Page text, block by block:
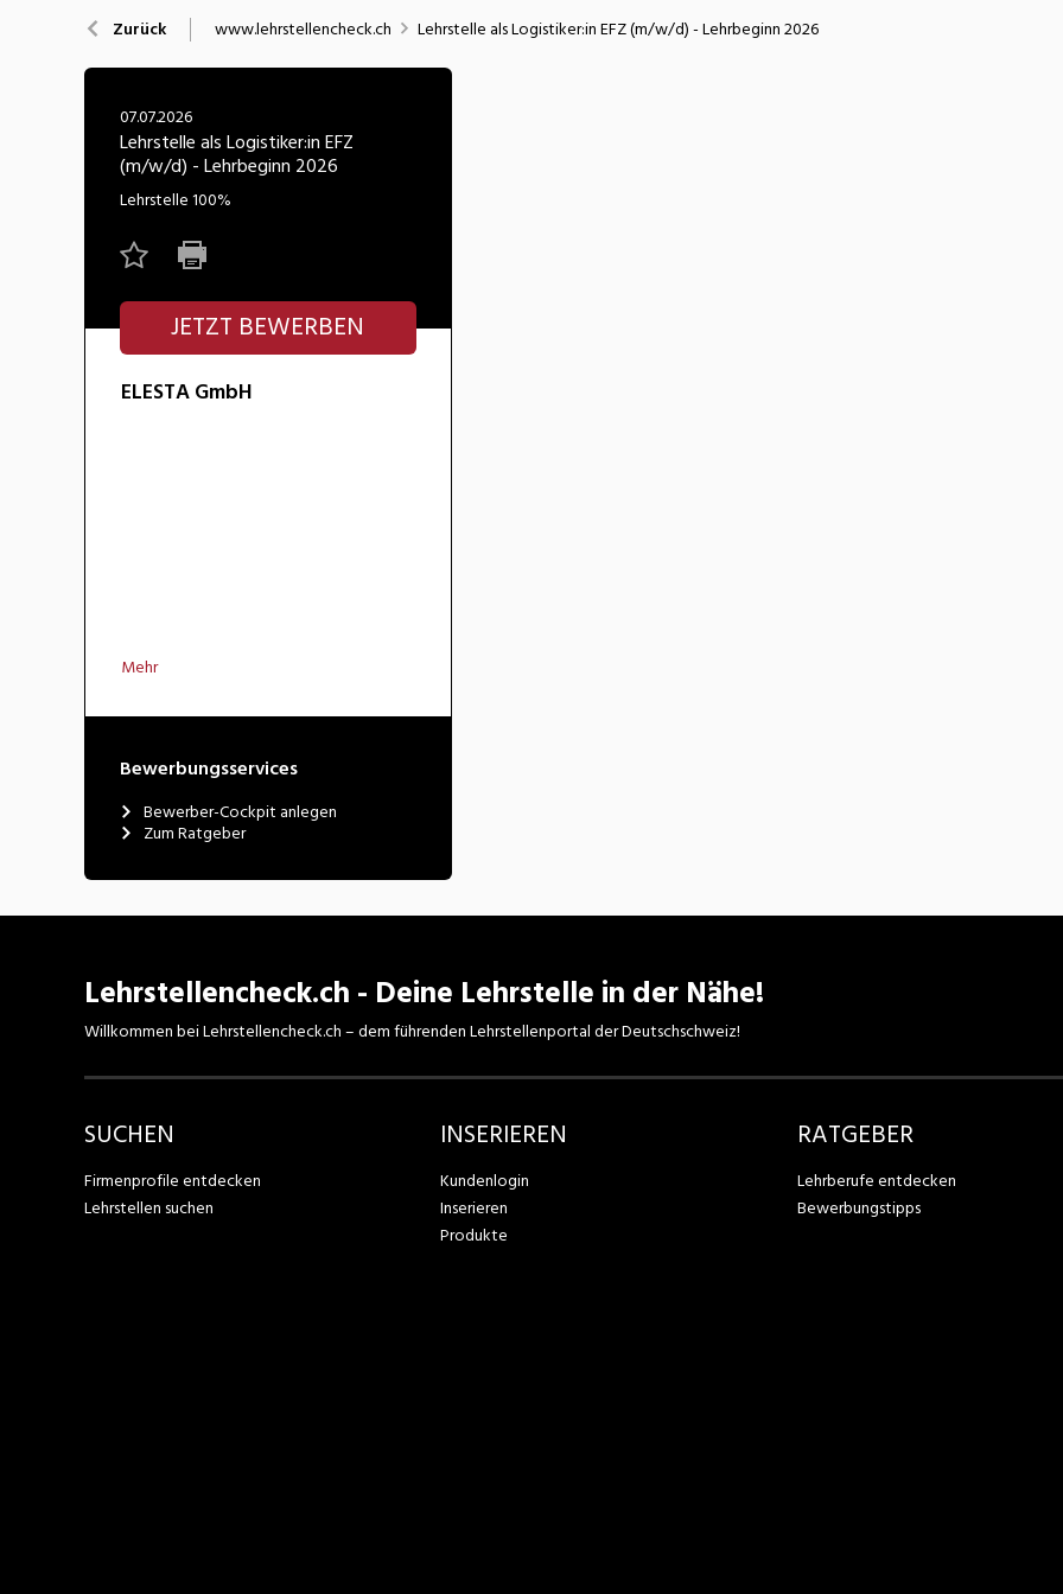
Nahrung
Wirtschaft/Verwaltung
Zurück www.lehrstellencheck.ch Lehrstelle als Logistiker:in EFZ (m/w/d) - Lehrbeginn 2026
07.07.2026
Lehrstelle als Logistiker:in EFZ
(m/w/d) - Lehrbeginn 2026
Lehrstelle100%
JETZT BEWERBEN
ELESTA GmbH
Mehr
Bewerbungsservices
Bewerber-Cockpit anlegen
Zum Ratgeber
Lehrstellencheck.ch - Deine Lehrstelle in der Nähe!
Willkommen bei Lehrstellencheck.ch – dem führenden Lehrstellenportal der Deutschschweiz!
SUCHEN
Firmenprofile entdecken
Lehrstellen suchen
INSERIEREN
Kundenlogin
Inserieren
Produkte
RATGEBER
Lehrberufe entdecken
Bewerbungstipps